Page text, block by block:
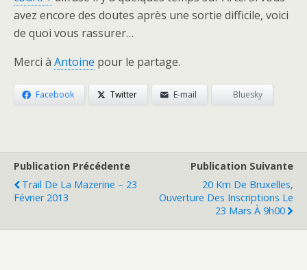
avez encore des doutes après une sortie difficile, voici
de quoi vous rassurer…
Merci à Antoine pour le partage.
Facebook Twitter E-mail Bluesky
Publication Précédente
Trail De La Mazerine – 23
Février 2013
Publication Suivante
20 Km De Bruxelles,
Ouverture Des Inscriptions Le
23 Mars À 9h00